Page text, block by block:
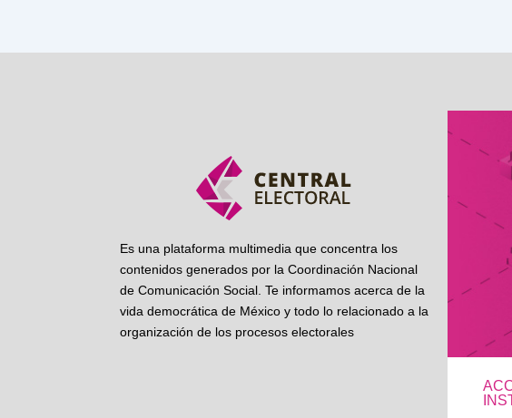
Es una plataforma multimedia que concentra los
contenidos generados por la Coordinación Nacional
de Comunicación Social. Te informamos acerca de la
vida democrática de México y todo lo relacionado a la
organización de los procesos electorales